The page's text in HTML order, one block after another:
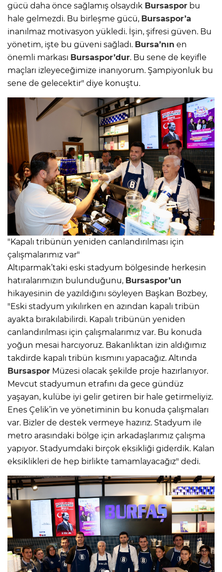
gücü daha önce sağlamış olsaydık Bursaspor bu
hale gelmezdi. Bu birleşme gücü, Bursaspor’a
inanılmaz motivasyon yükledi. İşin, şifresi güven. Bu
yönetim, işte bu güveni sağladı. Bursa’nın en
önemli markası Bursaspor’dur. Bu sene de keyifle
maçları izleyeceğimize inanıyorum. Şampiyonluk bu
sene de gelecektir" diye konuştu.
"Kapalı tribünün yeniden canlandırılması için
çalışmalarımız var"
Altıparmak’taki eski stadyum bölgesinde herkesin
hatıralarımızın bulunduğunu, Bursaspor’un
hikayesinin de yazıldığını söyleyen Başkan Bozbey,
"Eski stadyum yıkılırken en azından kapalı tribün
ayakta bırakılabilirdi. Kapalı tribünün yeniden
canlandırılması için çalışmalarımız var. Bu konuda
yoğun mesai harcıyoruz. Bakanlıktan izin aldığımız
takdirde kapalı tribün kısmını yapacağız. Altında
Bursaspor Müzesi olacak şekilde proje hazırlanıyor.
Mevcut stadyumun etrafını da gece gündüz
yaşayan, kulübe iyi gelir getiren bir hale getirmeliyiz.
Enes Çelik’in ve yönetiminin bu konuda çalışmaları
var. Bizler de destek vermeye hazırız. Stadyum ile
metro arasındaki bölge için arkadaşlarımız çalışma
yapıyor. Stadyumdaki birçok eksikliği giderdik. Kalan
eksiklikleri de hep birlikte tamamlayacağız" dedi.